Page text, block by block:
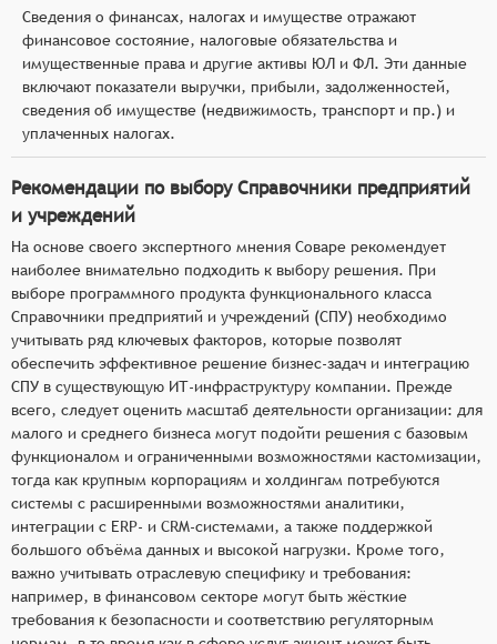
Сведения о финансах, налогах и имуществе отражают
финансовое состояние, налоговые обязательства и
имущественные права и другие активы ЮЛ и ФЛ. Эти данные
включают показатели выручки, прибыли, задолженностей,
сведения об имуществе (недвижимость, транспорт и пр.) и
уплаченных налогах.
Рекомендации по выбору Справочники предприятий
и учреждений
На основе своего экспертного мнения Соваре рекомендует
наиболее внимательно подходить к выбору решения. При
выборе программного продукта функционального класса
Справочники предприятий и учреждений (СПУ) необходимо
учитывать ряд ключевых факторов, которые позволят
обеспечить эффективное решение бизнес-задач и интеграцию
СПУ в существующую ИТ-инфраструктуру компании. Прежде
всего, следует оценить масштаб деятельности организации: для
малого и среднего бизнеса могут подойти решения с базовым
функционалом и ограниченными возможностями кастомизации,
тогда как крупным корпорациям и холдингам потребуются
системы с расширенными возможностями аналитики,
интеграции с ERP- и CRM-системами, а также поддержкой
большого объёма данных и высокой нагрузки. Кроме того,
важно учитывать отраслевую специфику и требования:
например, в финансовом секторе могут быть жёсткие
требования к безопасности и соответствию регуляторным